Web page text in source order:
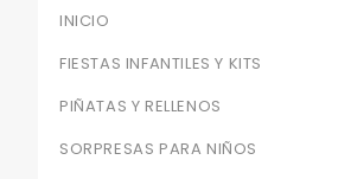
INICIO
FIESTAS INFANTILES Y KITS
PIÑATAS Y RELLENOS
SORPRESAS PARA NIÑOS